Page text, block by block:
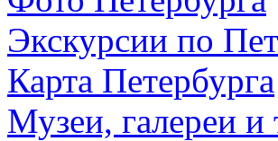
Экскурсии по
Карта Петербурга
Музеи, галереи и